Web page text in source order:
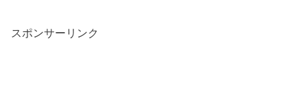
スポンサーリンク